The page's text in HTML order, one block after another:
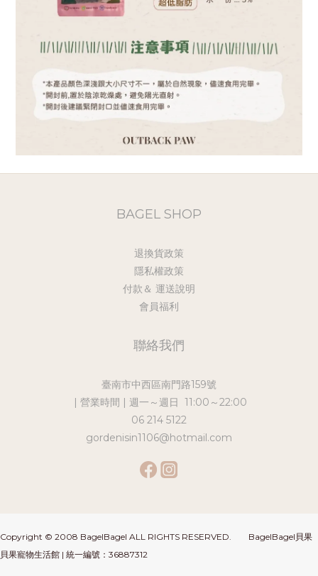
BAGEL SHOP
退換貨政策
隱私權政策
付款＆ 運送說明
會員福利
聯絡我們
臺南市中西區南門路159號
| 營業時間 | 週一～週日 11:00～22:00
06 214 5122
gordenisin1106@hotmail.com
Copyright © 2008 BagelBagel ALL RIGHTS RESERVED. BagelBagel貝果
貝果寵物生活館 | 統一編號：36887312